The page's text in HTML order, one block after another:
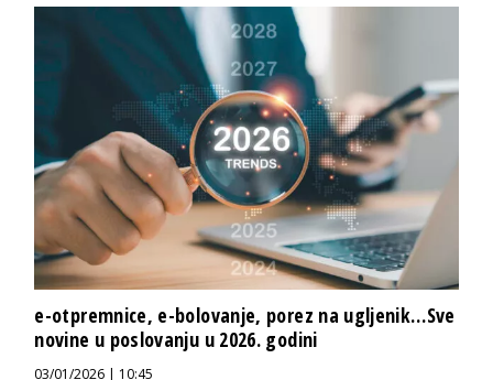
e-otpremnice, e-bolovanje, porez na ugljenik…Sve
novine u poslovanju u 2026. godini
03/01/2026 | 10:45